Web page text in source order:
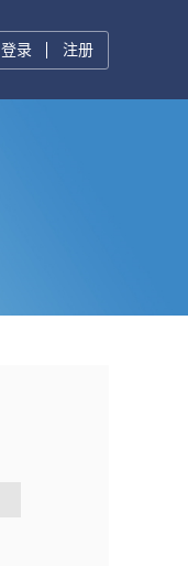
登录 注册